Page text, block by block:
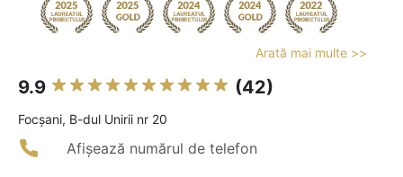
Arată mai multe >>
9.9 (42)
Focşani, B-dul Unirii nr 20
Afișează numărul de telefon